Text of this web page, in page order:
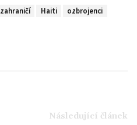
zahraničí Haiti
ozbrojenci
Následující článek